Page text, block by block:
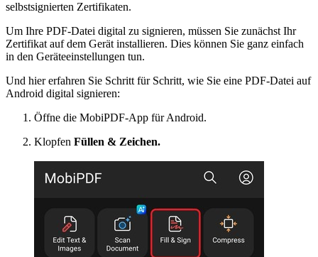
selbstsignierten Zertifikaten.
Um Ihre PDF-Datei digital zu signieren, müssen Sie zunächst Ihr
Zertifikat auf dem Gerät installieren. Dies können Sie ganz einfach
in den Geräteeinstellungen tun.
Und hier erfahren Sie Schritt für Schritt, wie Sie eine PDF-Datei auf
Android digital signieren:
Öffne die MobiPDF-App für Android.
Klopfen Füllen & Zeichen.